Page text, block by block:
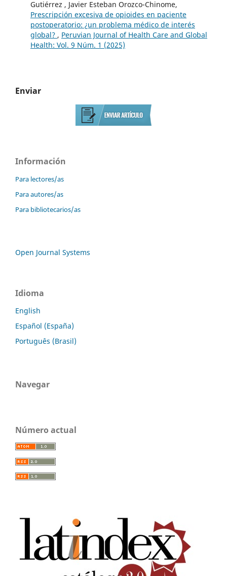
Gutiérrez , Javier Esteban Orozco-Chinome,
Prescripción excesiva de opioides en paciente
postoperatorio: ¿un problema médico de interés
global? , Peruvian Journal of Health Care and Global
Health: Vol. 9 Núm. 1 (2025)
Enviar
Información
Para lectores/as
Para autores/as
Para bibliotecarios/as
Open Journal Systems
Idioma
English
Español (España)
Português (Brasil)
Navegar
Número actual